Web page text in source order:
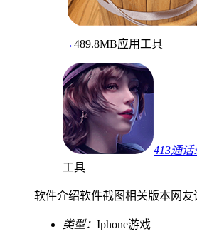
→489.8MB应用工具
413通
工具
软件介绍软件截图相关版本网友
类型： Iphone游戏